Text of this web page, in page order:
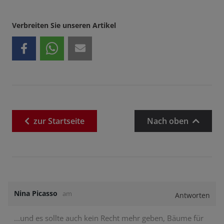
Verbreiten Sie unseren Artikel
zurStartseite Nach oben
Nina Picasso am Antworten
...und es sollte auch kein Recht mehr geben, Bäume für